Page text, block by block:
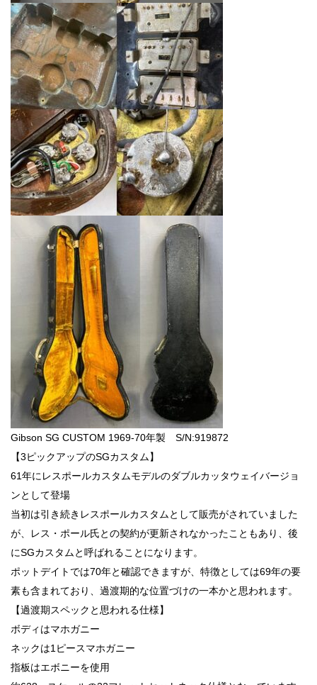
Gibson SG CUSTOM 1969-70年製 S/N:919872
【3ピックアップのSGカスタム】
61年にレスポールカスタムモデルのダブルカッタウェイバージョ
ンとして登場
当初は引き続きレスポールカスタムとして販売がされていました
が、レス・ポール氏との契約が更新されなかったこともあり、後
にSGカスタムと呼ばれることになります。
ポットデイトでは70年と確認できますが、特徴としては69年の要
素も含まれており、過渡期的な位置づけの一本かと思われます。
【過渡期スペックと思われる仕様】
ボディはマホガニー
ネックは1ピースマホガニー
指板はエボニーを使用